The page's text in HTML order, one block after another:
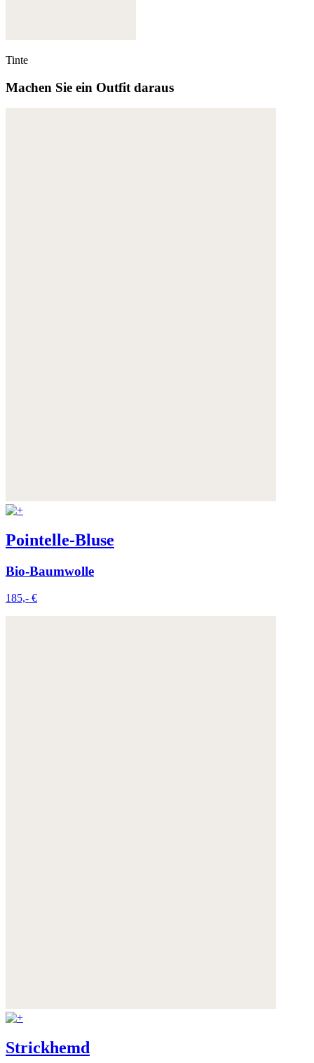
Tinte
Machen Sie ein Outfit daraus
Pointelle-Bluse
Bio-Baumwolle
185,- €
Strickhemd